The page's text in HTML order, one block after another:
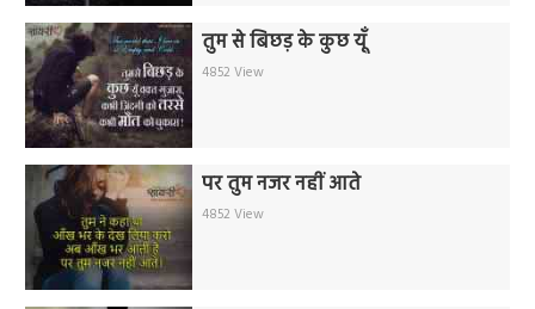
तुम से बिछड़ के कुछ यूँ
4852 View
पर तुम नजर नहीं आते
4852 View